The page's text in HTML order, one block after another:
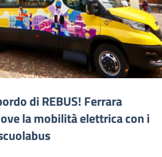
di REBUS! Ferrara
la mobilità elettrica con i